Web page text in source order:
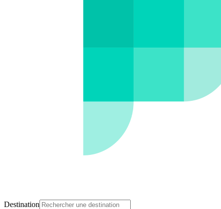
Destination